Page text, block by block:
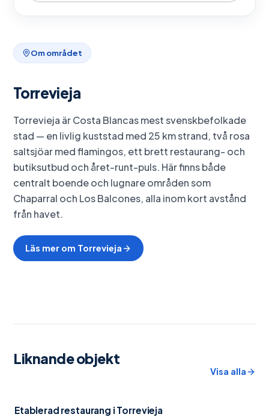
Om området
Torrevieja
Torrevieja är Costa Blancas mest svenskbefolkade
stad — en livlig kuststad med 25 km strand, två rosa
saltsjöar med flamingos, ett brett restaurang- och
butiksutbud och året-runt-puls. Här finns både
centralt boende och lugnare områden som
Chaparral och Los Balcones, alla inom kort avstånd
från havet.
Läs mer om Torrevieja
Liknande objekt
Visa alla
Nära restauranger
Etablerad restaurang i Torrevieja